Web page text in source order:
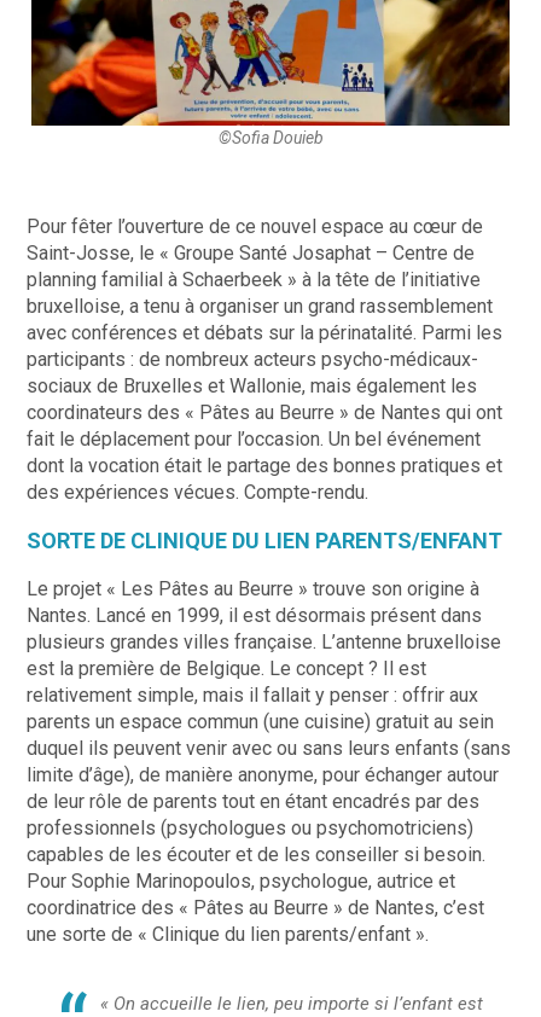
©Sofia Douieb
Pour fêter l’ouverture de ce nouvel espace au cœur de
Saint-Josse, le « Groupe Santé Josaphat – Centre de
planning familial à Schaerbeek » à la tête de l’initiative
bruxelloise, a tenu à organiser un grand rassemblement
avec conférences et débats sur la périnatalité. Parmi les
participants : de nombreux acteurs psycho-médicaux-
sociaux de Bruxelles et Wallonie, mais également les
coordinateurs des « Pâtes au Beurre » de Nantes qui ont
fait le déplacement pour l’occasion. Un bel événement
dont la vocation était le partage des bonnes pratiques et
des expériences vécues. Compte-rendu.
SORTE DE CLINIQUE DU LIEN PARENTS/ENFANT
Le projet « Les Pâtes au Beurre » trouve son origine à
Nantes. Lancé en 1999, il est désormais présent dans
plusieurs grandes villes française. L’antenne bruxelloise
est la première de Belgique. Le concept ? Il est
relativement simple, mais il fallait y penser : offrir aux
parents un espace commun (une cuisine) gratuit au sein
duquel ils peuvent venir avec ou sans leurs enfants (sans
limite d’âge), de manière anonyme, pour échanger autour
de leur rôle de parents tout en étant encadrés par des
professionnels (psychologues ou psychomotriciens)
capables de les écouter et de les conseiller si besoin.
Pour Sophie Marinopoulos, psychologue, autrice et
coordinatrice des « Pâtes au Beurre » de Nantes, c’est
une sorte de « Clinique du lien parents/enfant ».
« On accueille le lien, peu importe si l’enfant est